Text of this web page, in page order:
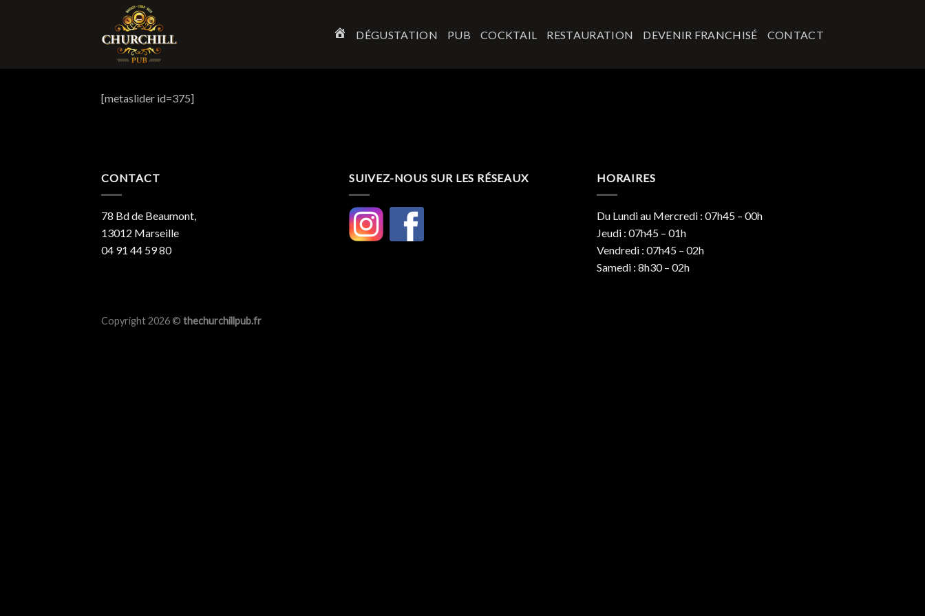
ACCUEIL
DÉGUSTATION PUB COCKTAIL RESTAURATION DEVENIR FRANCHISÉ CONTACT
[metaslider id=375]
CONTACT
78 Bd de Beaumont,
13012 Marseille
04 91 44 59 80
SUIVEZ-NOUS SUR LES RÉSEAUX HORAIRES
Du Lundi au Mercredi : 07h45 – 00h
Jeudi : 07h45 – 01h
Vendredi : 07h45 – 02h
Samedi : 8h30 – 02h
Copyright 2026 © thechurchillpub.fr